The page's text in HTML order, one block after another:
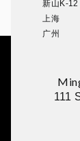
新山K-12
上海
广州
111